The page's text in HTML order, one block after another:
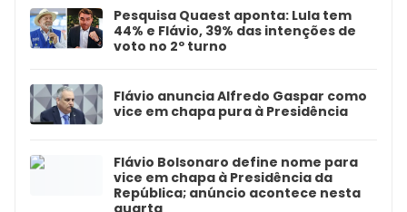
Pesquisa Quaest aponta: Lula tem
44% e Flávio, 39% das intenções de
voto no 2º turno
Flávio anuncia Alfredo Gaspar como
vice em chapa pura à Presidência
Flávio Bolsonaro define nome para
vice em chapa à Presidência da
República; anúncio acontece nesta
quarta